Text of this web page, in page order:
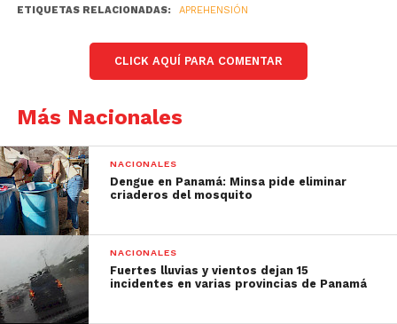
ETIQUETAS RELACIONADAS: APREHENSIÓN
CLICK AQUÍ PARA COMENTAR
Más Nacionales
NACIONALES
Dengue en Panamá: Minsa pide eliminar
criaderos del mosquito
NACIONALES
Fuertes lluvias y vientos dejan 15
incidentes en varias provincias de Panamá